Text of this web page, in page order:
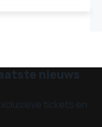
nieuws
tickets en